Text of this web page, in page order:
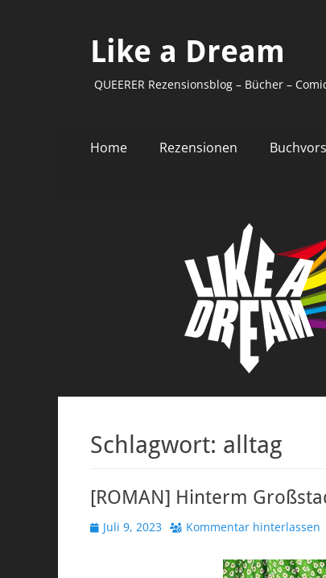
Like a Dream
QUEERER Rezensionsblog – Bücher –
Primäres
Inhalt
Home Rezensionen
Schlagwort: alltag
[ROMAN] Hinterm
Veröffentlicht
Juli 9, 2023 Kommentar hinterlassen